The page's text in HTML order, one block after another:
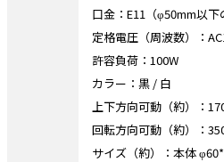
口金：E11（φ50mm以下
定格電圧（周波数）：
許容負荷：100W
カラー：黒 / 白
上下方向可動（約）：
回転方向可動（約）：
サイズ（約）：本体